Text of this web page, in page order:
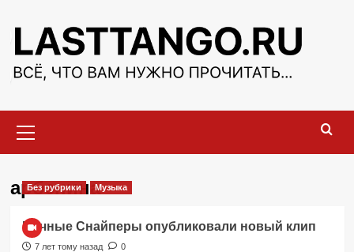
содержимому
меню
арбенина
Без рубрики Музыка
Ночные Снайперы опубликовали новый клип
7 лет тому назад 0